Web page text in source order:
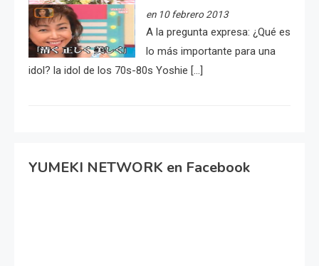
en 10 febrero 2013
A la pregunta expresa: ¿Qué es
lo más importante para una
idol? la idol de los 70s-80s Yoshie […]
YUMEKI NETWORK en Facebook